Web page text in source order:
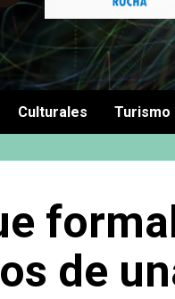
Culturales Turismo
de